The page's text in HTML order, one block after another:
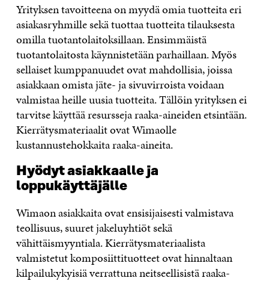
Yrityksen tavoitteena on myydä omia tuotteita eri
asiakasryhmille sekä tuottaa tuotteita tilauksesta
omilla tuotantolaitoksillaan. Ensimmäistä
tuotantolaitosta käynnistetään parhaillaan. Myös
sellaiset kumppanuudet ovat mahdollisia, joissa
asiakkaan omista jäte- ja sivuvirroista voidaan
valmistaa heille uusia tuotteita. Tällöin yrityksen ei
tarvitse käyttää resursseja raaka-aineiden etsintään.
Kierrätysmateriaalit ovat Wimaolle
kustannustehokkaita raaka-aineita.
Hyödyt asiakkaalle ja
loppukäyttäjälle
Wimaon asiakkaita ovat ensisijaisesti valmistava
teollisuus, suuret jakeluyhtiöt sekä
vähittäismyyntiala. Kierrätysmateriaalista
valmistetut komposiittituotteet ovat hinnaltaan
kilpailukykyisiä verrattuna neitseellisistä raaka-